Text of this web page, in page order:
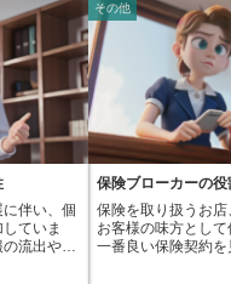
伴い、個
ていま
流出や悪
その他
保険ブローカーの役
保険を取り扱うお店
お客様の味方として
一番良い保険契約を